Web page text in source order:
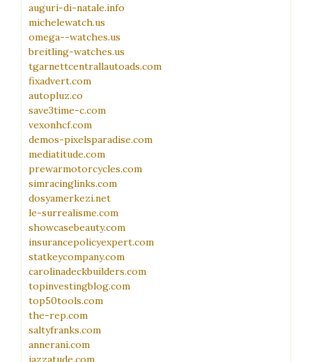
auguri-di-natale.info
michelewatch.us
omega--watches.us
breitling-watches.us
tgarnettcentrallautoads.com
fixadvert.com
autopluz.co
save3time-c.com
vexonhcf.com
demos-pixelsparadise.com
mediatitude.com
prewarmotorcycles.com
simracinglinks.com
dosyamerkezi.net
le-surrealisme.com
showcasebeauty.com
insurancepolicyexpert.com
statkeycompany.com
carolinadeckbuilders.com
topinvestingblog.com
top50tools.com
the-rep.com
saltyfranks.com
annerani.com
jazzatude.com